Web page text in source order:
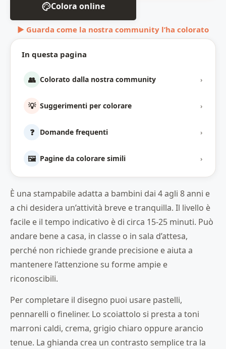
In questa pagina
👥 Colorato dalla nostra community ›
💡 Suggerimenti per colorare ›
❓ Domande frequenti ›
🖼️ Pagine da colorare simili ›
Colora online
▶ Guarda come la nostra community l’ha colorato
È una stampabile adatta a bambini dai 4 agli 8 anni e
a chi desidera un’attività breve e tranquilla. Il livello è
facile e il tempo indicativo è di circa 15-25 minuti. Può
andare bene a casa, in classe o in sala d’attesa,
perché non richiede grande precisione e aiuta a
mantenere l’attenzione su forme ampie e
riconoscibili.
Per completare il disegno puoi usare pastelli,
pennarelli o fineliner. Lo scoiattolo si presta a toni
marroni caldi, crema, grigio chiaro oppure arancio
tenue. La ghianda crea un contrasto semplice tra la